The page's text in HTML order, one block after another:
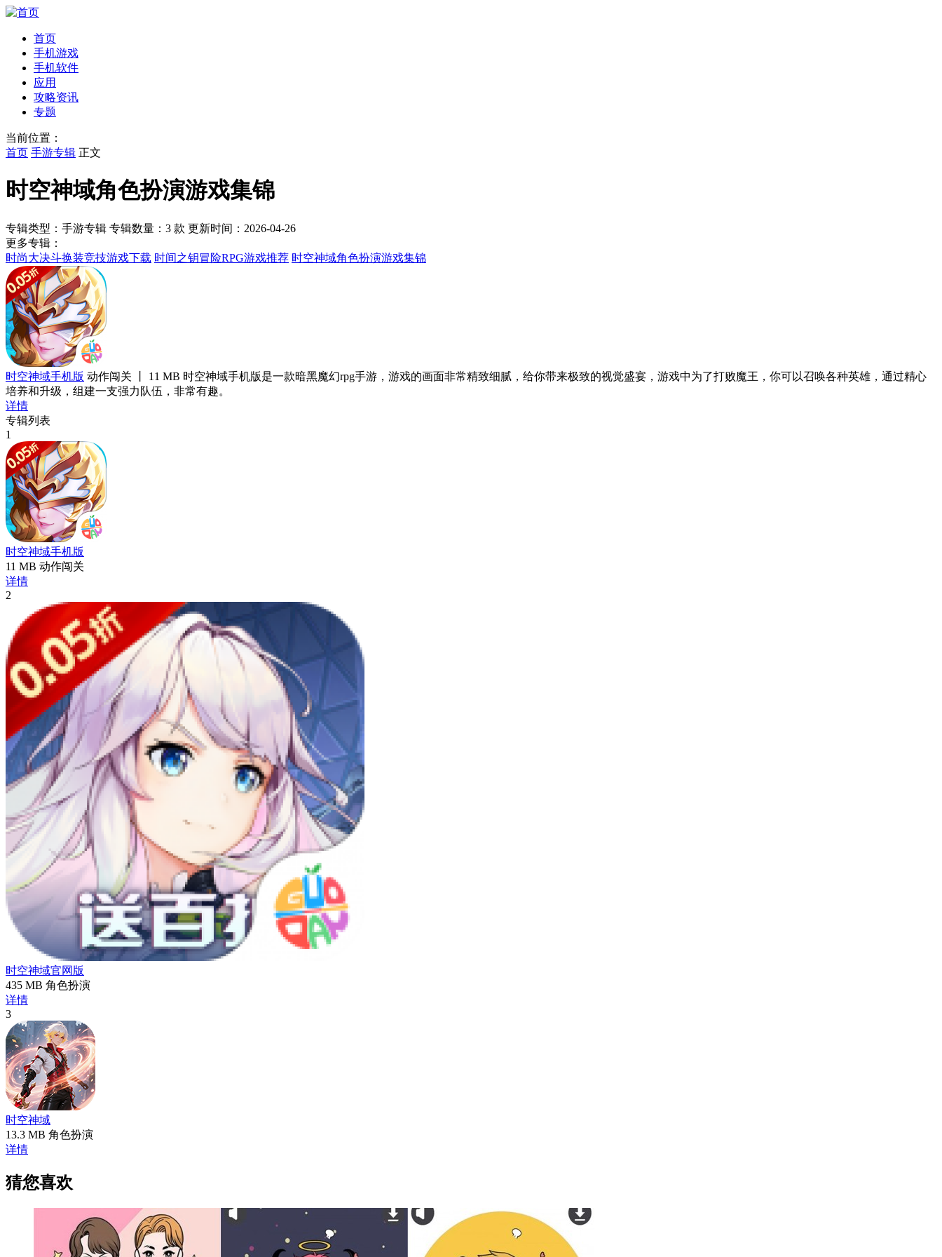
首页
手机游戏
手机软件
应用
攻略资讯
专题
当前位置：
首页 手游专辑 正文
时空神域角色扮演游戏集锦
专辑类型：手游专辑 专辑数量：3 款 更新时间：2026-04-26
更多专辑：
时尚大决斗换装竞技游戏下载 时间之钥冒险RPG游戏推荐 时空神域角色扮演游戏集锦
时空神域手机版 动作闯关 丨 11 MB 时空神域手机版是一款暗黑魔幻rpg手游，游戏的画面非常精致细腻，给你带来极致的视觉盛宴，游戏中为了打败魔王，你可以召唤各种英雄，通过精心
培养和升级，组建一支强力队伍，非常有趣。
详情
专辑列表
1
时空神域手机版
11 MB 动作闯关
详情
2
时空神域官网版
435 MB 角色扮演
详情
3
时空神域
13.3 MB 角色扮演
详情
猜您喜欢